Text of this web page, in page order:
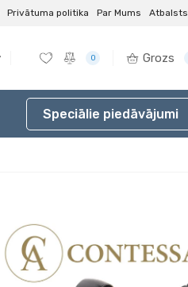
Privātuma politika Par Mums Atbalsts
0 Grozs
Speciālie piedāvājumi